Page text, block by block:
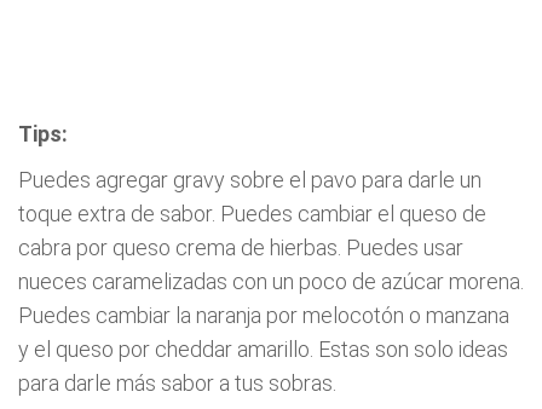
Tips:
Puedes agregar gravy sobre el pavo para darle un
toque extra de sabor. Puedes cambiar el queso de
cabra por queso crema de hierbas. Puedes usar
nueces caramelizadas con un poco de azúcar morena.
Puedes cambiar la naranja por melocotón o manzana
y el queso por cheddar amarillo. Estas son solo ideas
para darle más sabor a tus sobras.